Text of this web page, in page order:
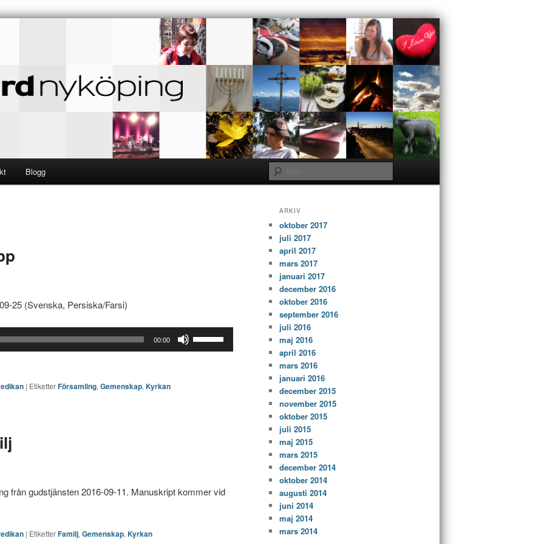
Blogg
25 (Svenska, Persiska/Farsi)
00:00
| EtiketterFörsamling, Gemenskap, Kyrkan
från gudstjänsten 2016-09-11. Manuskript kommer vid
| EtiketterFamilj, Gemenskap, Kyrkan
ARKIV
oktober 2017
juli 2017
april 2017
mars 2017
januari 2017
december 2016
oktober 2016
september 2016
juli 2016
maj 2016
april 2016
mars 2016
januari 2016
december 2015
november 2015
oktober 2015
juli 2015
maj 2015
mars 2015
december 2014
oktober 2014
augusti 2014
juni 2014
maj 2014
mars 2014